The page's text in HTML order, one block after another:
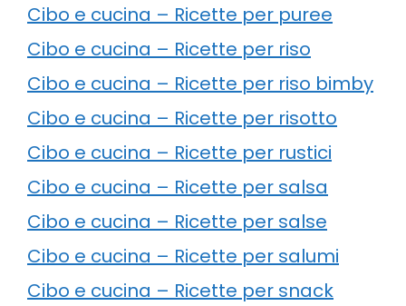
Cibo e cucina – Ricette per puree
Cibo e cucina – Ricette per riso
Cibo e cucina – Ricette per riso bimby
Cibo e cucina – Ricette per risotto
Cibo e cucina – Ricette per rustici
Cibo e cucina – Ricette per salsa
Cibo e cucina – Ricette per salse
Cibo e cucina – Ricette per salumi
Cibo e cucina – Ricette per snack